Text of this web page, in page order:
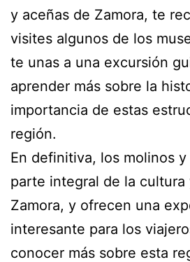
y aceñas de Zamora, te
visites algunos de los
te unas a una excursión
aprender más sobre la
importancia de estas
región.
En definitiva, los molinos
parte integral de la cultura
Zamora, y ofrecen una
interesante para los
conocer más sobre esta